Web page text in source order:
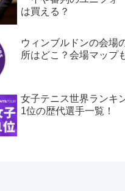
は買える？
ウィンブルドンの会場
所はどこ？会場マップ
女子テニス世界ランキ
1位の歴代選手一覧！